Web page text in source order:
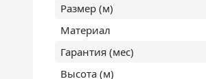
Размер (м)
Материал
Гарантия (мес)
Высота (м)